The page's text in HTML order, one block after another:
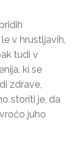
v hrustljavih,
tudi v
ki se
zdrave,
storiti je, da
juho